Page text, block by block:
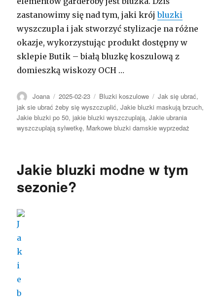
zastanowimy się nad tym, jaki krójbluzki
wyszczupla i jak stworzyć stylizacje na różne
okazje, wykorzystując produkt dostępny w
sklepie Butik – białą bluzkę koszulową z
domieszką wiskozy OCH …
Autor
Joana Opublikowano
2025-02-23 Kategorie
Bluzki koszulowe Tagi
Jak się ubrać,
jak sie ubrać żeby się wyszczuplić,Jakie bluzki maskują brzuch,
Jakie bluzki po 50,jakie bluzki wyszczuplają,Jakie ubrania
wyszczuplają sylwetkę, Markowe bluzki damskie wyprzedaż
Jakie bluzki modne w tym
sezonie?